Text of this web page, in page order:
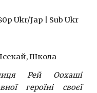
Ukr/Jap | Sub Ukr
Школа
Рей Оохаші
героїні своєї